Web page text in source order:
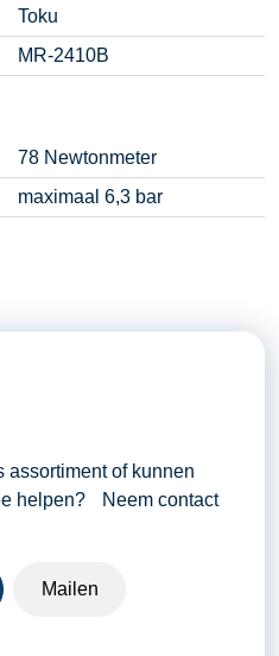
Toku
MR-2410B
78 Newtonmeter
maximaal 6,3 bar
assortiment of kunnen
helpen? Neem contact
Mailen